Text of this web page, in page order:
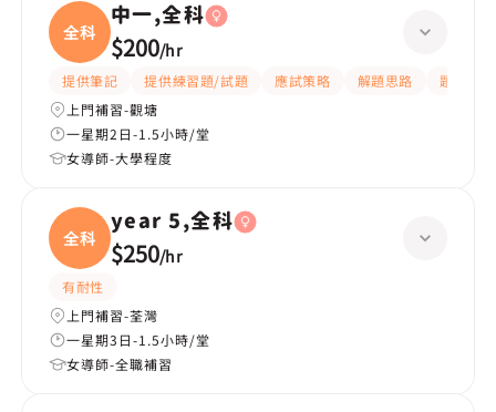
全科
中一,全科
$200/hr
提供筆記 提供練習題/試題 應試策略 解題思路
題目講解
上門補習-觀塘
一星期2日-1.5小時/堂
女導師-大學程度
全科
year 5,全科
$250/hr
有耐性
上門補習-荃灣
一星期3日-1.5小時/堂
女導師-全職補習